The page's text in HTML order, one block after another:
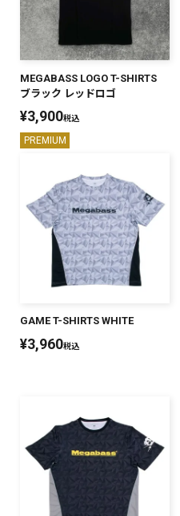
MEGABASS LOGO T-SHIRTS
ブラック レッドロゴ
¥3,900税込
PREMIUM
GAME T-SHIRTS WHITE
¥3,960税込